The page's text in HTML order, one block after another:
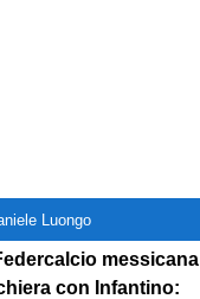
Luongo
messicana
con Infantino: